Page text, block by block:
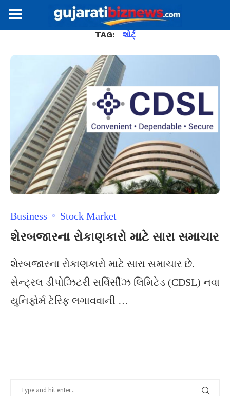
TAG: શોર્ટ્
Business Stock Market
શેરબજારના રોકાણકારો માટે સારા સમાચાર
શેરબજારના રોકાણકારો માટે સારા સમાચાર છે.
સેન્ટ્રલ ડીપોઝિટરી સર્વિર્સીઝ લિમિટેડ (CDSL) નવા
યુનિફોર્મ ટેરિફ લગાવવાની …